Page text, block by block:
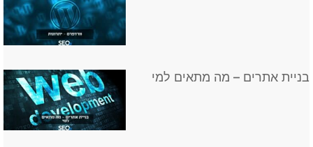
בניית אתרים – מה מתאים למי